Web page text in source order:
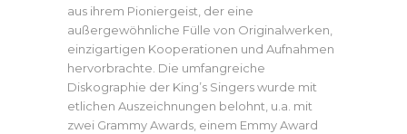
aus ihrem Pioniergeist, der eine
außergewöhnliche Fülle von Originalwerken,
einzigartigen Kooperationen und Aufnahmen
hervorbrachte. Die umfangreiche
Diskographie der King’s Singers wurde mit
etlichen Auszeichnungen belohnt, u.a. mit
zwei Grammy Awards, einem Emmy Award